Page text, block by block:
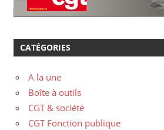
CATÉGORIES
A la une
Boîte à outils
CGT & société
CGT Fonction publique